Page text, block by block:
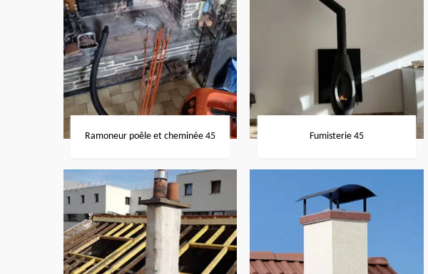
Ramoneur poêle et cheminée 45 Fumisterie 45